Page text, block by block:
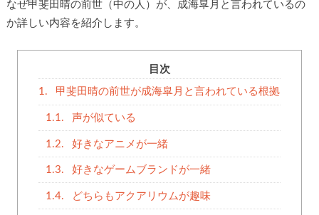
なぜ甲斐田晴の前世（中の人）が、成海皐月と言われているの
か詳しい内容を紹介します。
目次
1. 甲斐田晴の前世が成海皐月と言われている根拠
1.1. 声が似ている
1.2. 好きなアニメが一緒
1.3. 好きなゲームブランドが一緒
1.4. どちらもアクアリウムが趣味